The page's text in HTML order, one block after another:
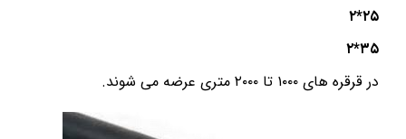
۲۵*۲
۳۵*۲
در قرقره های ۱۰۰۰ تا ۲۰۰۰ متری عرضه می شوند.